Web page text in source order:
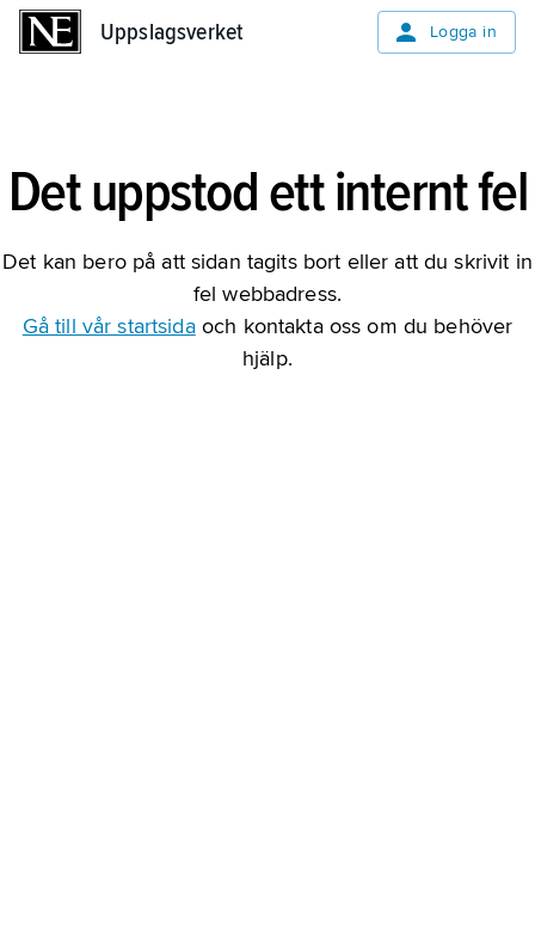
Uppslagsverket Logga in
Det uppstod ett internt fel
Det kan bero på att sidan tagits bort eller att du skrivit in
fel webbadress.
Gå till vår startsidaoch kontakta oss om du behöver
hjälp.